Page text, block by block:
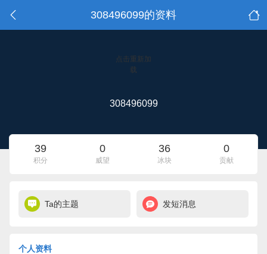
308496099的资料
点击重新加
载
308496099
39
积分
0
威望
36
冰块
0
贡献
Ta的主题 发短消息
个人资料